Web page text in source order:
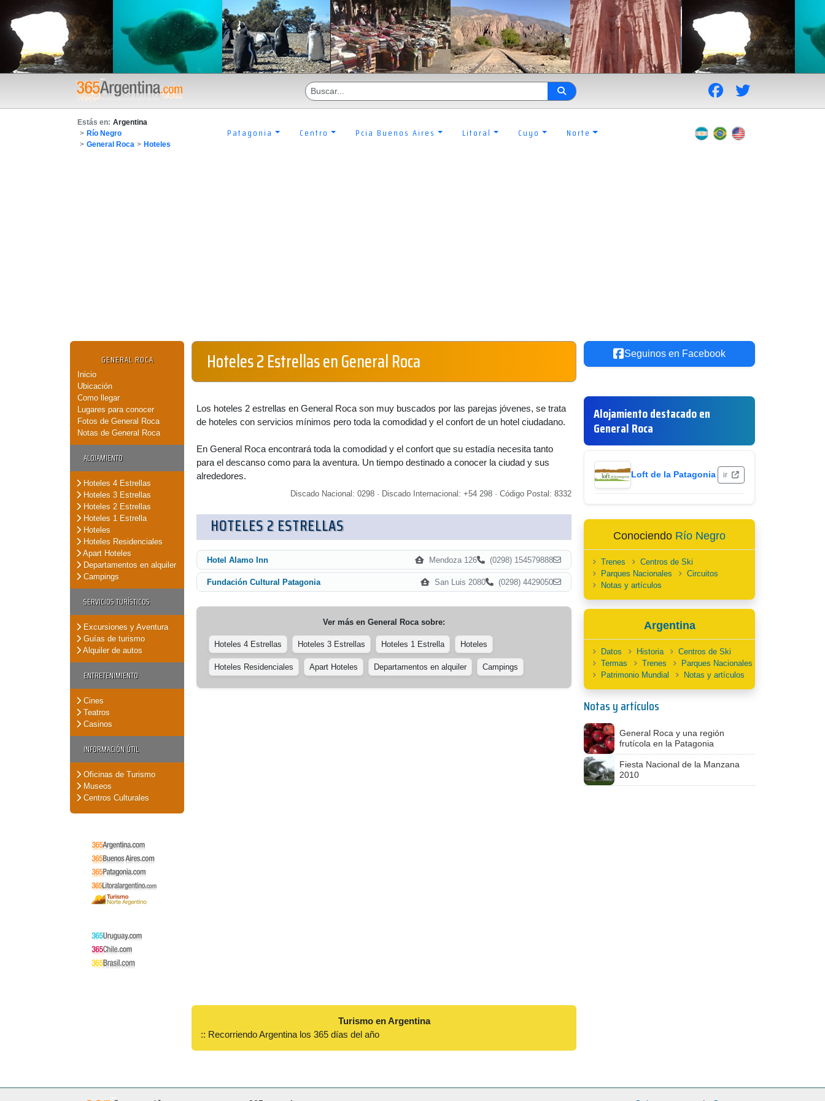
Estás en: Argentina
> Río Negro
> General Roca > Hoteles
Patagonia Centro Pcia Buenos Aires Litoral Cuyo Norte
GENERAL ROCA
Inicio
Ubicación
Como llegar
Lugares para conocer
Fotos de General Roca
Notas de General Roca
ALOJAMIENTO
Hoteles 4 Estrellas
Hoteles 3 Estrellas
Hoteles 2 Estrellas
Hoteles 1 Estrella
Hoteles
Hoteles Residenciales
Apart Hoteles
Departamentos en alquiler
Campings
SERVICIOS TURÍSTICOS
Excursiones y Aventura
Guías de turismo
Alquiler de autos
ENTRETENIMIENTO
Cines
Teatros
Casinos
INFORMACIÓN ÚTIL
Oficinas de Turismo
Museos
Centros Culturales
Hoteles 2 Estrellas en General Roca
Los hoteles 2 estrellas en General Roca son muy buscados por las parejas jóvenes, se trata
de hoteles con servicios mínimos pero toda la comodidad y el confort de un hotel ciudadano.
En General Roca encontrará toda la comodidad y el confort que su estadía necesita tanto
para el descanso como para la aventura. Un tiempo destinado a conocer la ciudad y sus
alrededores.
Discado Nacional: 0298 · Discado Internacional: +54 298 · Código Postal: 8332
HOTELES 2 ESTRELLAS
Hotel Alamo Inn Mendoza 126 (0298) 154579888
Fundación Cultural Patagonia San Luis 2080 (0298) 4429050
Ver más en General Rocasobre:
Hoteles 4 Estrellas Hoteles 3 Estrellas Hoteles 1 Estrella Hoteles
Hoteles Residenciales Apart Hoteles Departamentos en alquiler Campings
Turismo en Argentina
:: Recorriendo Argentina los 365 días del año
Seguinos en Facebook
Alojamiento destacado en
General Roca
Loft de la Patagonia ir
Conociendo Río Negro
Trenes
Centros de Ski
Parques Nacionales
Circuitos
Notas y artículos
Argentina
Datos Historia
Centros de Ski
Termas
Trenes
Parques Nacionales
Patrimonio Mundial
Notas y artículos
Notas y artículos
General Roca y una región
frutícola en la Patagonia
Fiesta Nacional de la Manzana
2010